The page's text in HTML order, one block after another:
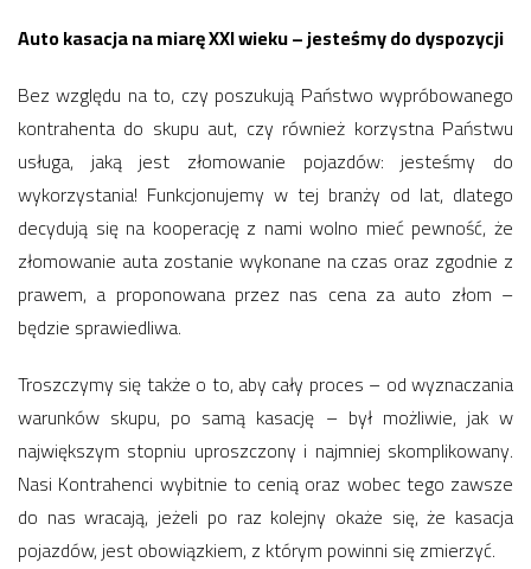
Auto kasacja na miarę XXI wieku – jesteśmy do dyspozycji
Bez względu na to, czy poszukują Państwo wypróbowanego
kontrahenta do skupu aut, czy również korzystna Państwu
usługa, jaką jest złomowanie pojazdów: jesteśmy do
wykorzystania! Funkcjonujemy w tej branży od lat, dlatego
decydują się na kooperację z nami wolno mieć pewność, że
złomowanie auta zostanie wykonane na czas oraz zgodnie z
prawem, a proponowana przez nas cena za auto złom –
będzie sprawiedliwa.
Troszczymy się także o to, aby cały proces – od wyznaczania
warunków skupu, po samą kasację – był możliwie, jak w
największym stopniu uproszczony i najmniej skomplikowany.
Nasi Kontrahenci wybitnie to cenią oraz wobec tego zawsze
do nas wracają, jeżeli po raz kolejny okaże się, że kasacja
pojazdów, jest obowiązkiem, z którym powinni się zmierzyć.